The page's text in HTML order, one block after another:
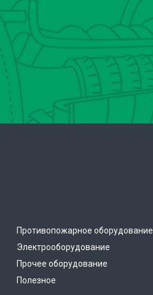
Противопожарное оборудование
Электрооборудование
Прочее оборудование
Полезное